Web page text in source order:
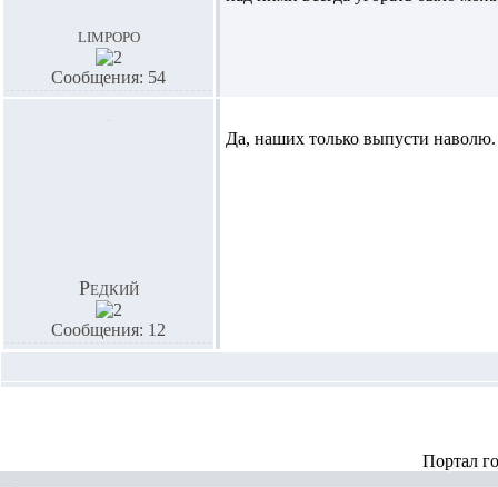
limpopo
Сообщения: 54
Редкий
Сообщения: 12
Да, наших только выпусти
Портал